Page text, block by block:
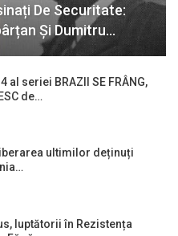
De Securitate:
Și Dumitru…
al seriei BRAZII SE FRÂNG,
de…
ultimilor deținuți
luptătorii în Rezistența